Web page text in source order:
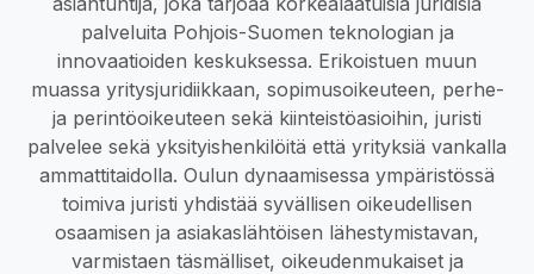
palveluita Pohjois-Suomen teknologian ja
innovaatioiden keskuksessa. Erikoistuen muun
muassa yritysjuridiikkaan, sopimusoikeuteen, perhe-
ja perintöoikeuteen sekä kiinteistöasioihin, juristi
palvelee sekä yksityishenkilöitä että yrityksiä vankalla
ammattitaidolla. Oulun dynaamisessa ympäristössä
toimiva juristi yhdistää syvällisen oikeudellisen
osaamisen ja asiakaslähtöisen lähestymistavan,
varmistaen täsmälliset, oikeudenmukaiset ja